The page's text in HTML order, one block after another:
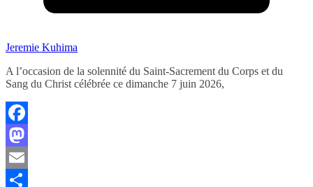
Jeremie Kuhima
A l’occasion de la solennité du Saint-Sacrement du Corps et du
Sang du Christ célébrée ce dimanche 7 juin 2026,
Facebook
Mastodon
Email